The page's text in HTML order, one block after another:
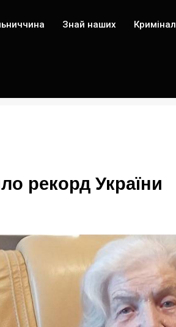
Знай наших Кримінал
рекорд України